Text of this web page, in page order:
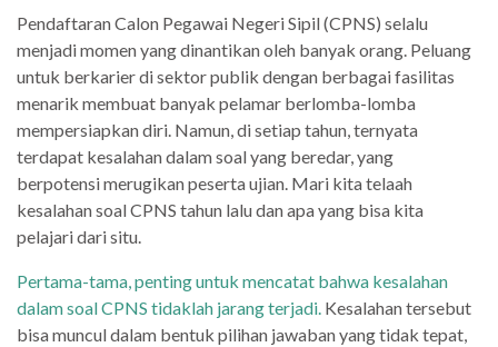
Pendaftaran Calon Pegawai Negeri Sipil (CPNS) selalu
menjadi momen yang dinantikan oleh banyak orang. Peluang
untuk berkarier di sektor publik dengan berbagai fasilitas
menarik membuat banyak pelamar berlomba-lomba
mempersiapkan diri. Namun, di setiap tahun, ternyata
terdapat kesalahan dalam soal yang beredar, yang
berpotensi merugikan peserta ujian. Mari kita telaah
kesalahan soal CPNS tahun lalu dan apa yang bisa kita
pelajari dari situ.
Pertama-tama, penting untuk mencatat bahwa kesalahan
dalam soal CPNS tidaklah jarang terjadi. Kesalahan tersebut
bisa muncul dalam bentuk pilihan jawaban yang tidak tepat,